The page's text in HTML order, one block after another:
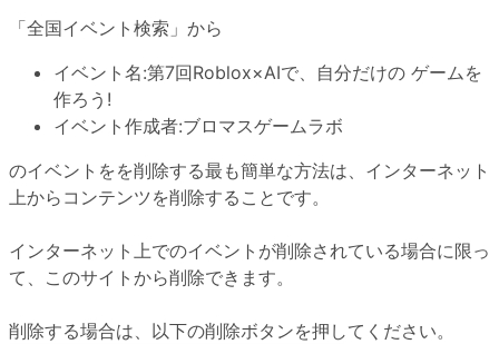
「全国イベント検索」から
イベント名:第7回Roblox×AIで、自分だけの ゲームを
作ろう!
イベント作成者:ブロマスゲームラボ
のイベントをを削除する最も簡単な方法は、インターネット
上からコンテンツを削除することです。
インターネット上でのイベントが削除されている場合に限っ
て、このサイトから削除できます。
削除する場合は、以下の削除ボタンを押してください。